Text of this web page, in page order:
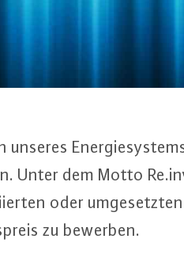
unseres
Unter dem Motto
oder
zu bewerben.